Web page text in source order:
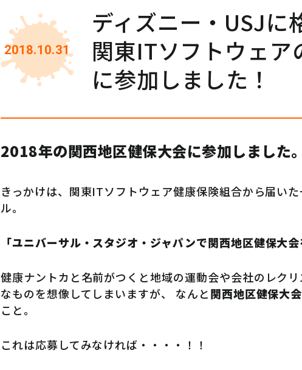
2018.10.31
ディズニー・USJに
関東ITソフトウェア
に参加しました！
2018年の関西地区健保大会に参加しました。
きっかけは、関東ITソフトウェア健康保険組合から届い
ル。
「ユニバーサル・スタジオ・ジャパンで関西地区健保大会
健康ナントカと名前がつくと地域の運動会や会社のレク
なものを想像してしまいますが、 なんと関西地区健保大
こと。
これは応募してみなければ・・・・！！